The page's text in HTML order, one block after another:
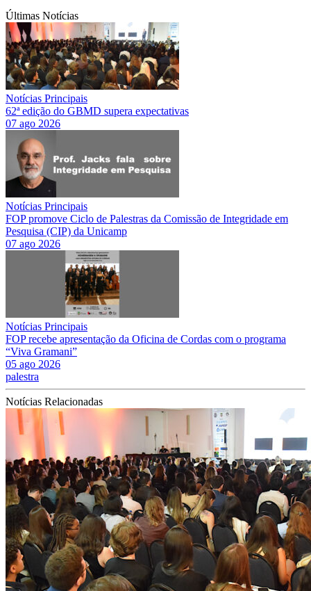
Últimas Notícias
Notícias Principais
62ª edição do GBMD supera expectativas
07 ago 2026
Notícias Principais
FOP promove Ciclo de Palestras da Comissão de Integridade em
Pesquisa (CIP) da Unicamp
07 ago 2026
Notícias Principais
FOP recebe apresentação da Oficina de Cordas com o programa
“Viva Gramani”
05 ago 2026
palestra
Notícias Relacionadas